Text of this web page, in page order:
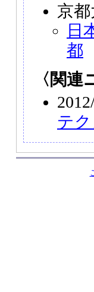
京都
日
都
〈関連
テ